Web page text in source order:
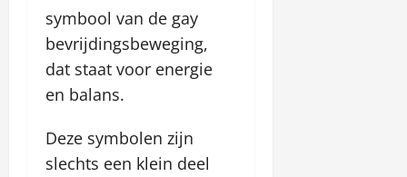
symbool van de gay
bevrijdingsbeweging,
dat staat voor energie
en balans.
Deze symbolen zijn
slechts een klein deel